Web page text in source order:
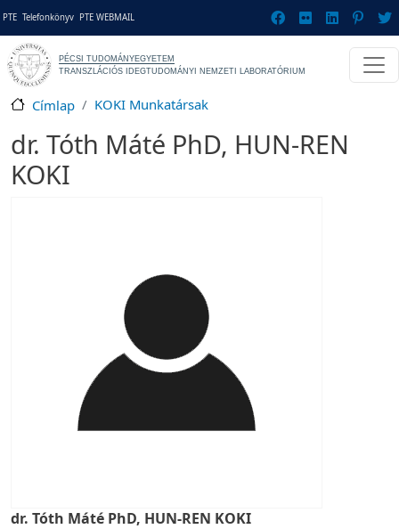
Ugrás a tartalomra
Gyorslinkek
PTE Telefonkönyv PTE WEBMAIL
PÉCSI TUDOMÁNYEGYETEM
TRANSZLÁCIÓS IDEGTUDOMÁNYI NEMZETI LABORATÓRIUM
Címlap KOKI Munkatársak
dr. Tóth Máté PhD, HUN-REN
KOKI
dr. Tóth Máté PhD, HUN-REN KOKI